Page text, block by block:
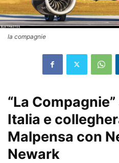
la compagnie
“La
Italia e
Malpensa con
Newark